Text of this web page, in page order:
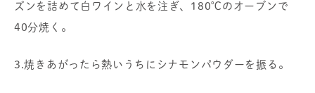
ズンを詰めて白ワインと水を注ぎ、180℃のオーブンで
40分焼く。
3.焼きあがったら熱いうちにシナモンパウダーを振る。